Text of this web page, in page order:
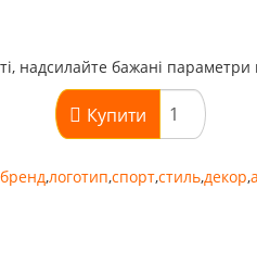
надсилайте бажані
Купити
бренд,логотип,спорт,стиль,декор,